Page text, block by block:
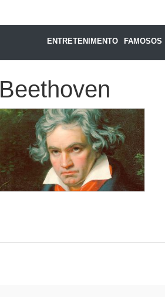
ENTRETENIMENTO FAMOSOS
Beethoven